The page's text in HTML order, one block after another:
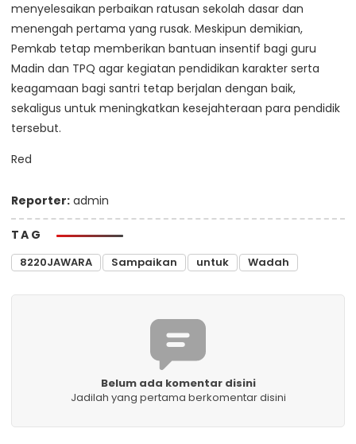
menyelesaikan perbaikan ratusan sekolah dasar dan
menengah pertama yang rusak. Meskipun demikian,
Pemkab tetap memberikan bantuan insentif bagi guru
Madin dan TPQ agar kegiatan pendidikan karakter serta
keagamaan bagi santri tetap berjalan dengan baik,
sekaligus untuk meningkatkan kesejahteraan para pendidik
tersebut.
Red
Reporter: admin
TAG
8220JAWARA Sampaikan untuk Wadah
Belum ada komentar disini
Jadilah yang pertama berkomentar disini